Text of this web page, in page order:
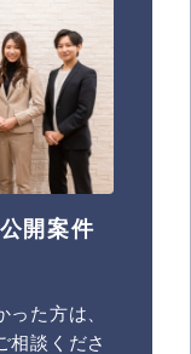
開案件
た方は、
相談くださ